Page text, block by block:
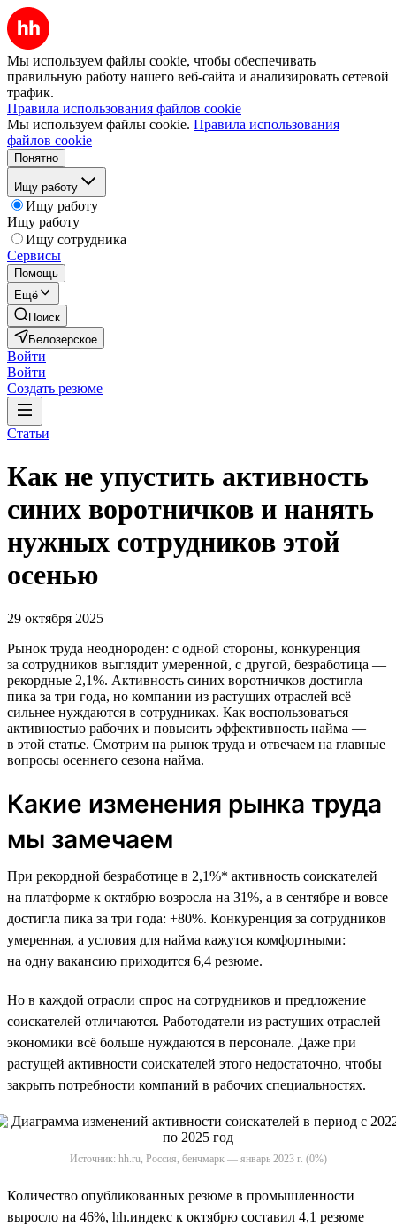
Мы используем файлы cookie, чтобы обеспечивать
правильную работу нашего веб-сайта и анализировать сетевой
трафик.
Правила использования файлов cookie
Мы используем файлы cookie. Правила использования
файлов cookie
Понятно
Ищу работу
Ищу работу
Ищу работу
Ищу сотрудника
Сервисы
Помощь
Ещё
Поиск
Белозерское
Войти
Войти
Создать резюме
Статьи
Как не упустить активность
синих воротничков и нанять
нужных сотрудников этой
осенью
29 октября 2025
Рынок труда неоднороден: с одной стороны, конкуренция
за сотрудников выглядит умеренной, c другой, безработица —
рекордные 2,1%. Активность синих воротничков достигла
пика за три года, но компании из растущих отраслей всё
сильнее нуждаются в сотрудниках. Как воспользоваться
активностью рабочих и повысить эффективность найма —
в этой статье. Смотрим на рынок труда и отвечаем на главные
вопросы осеннего сезона найма.
Какие изменения рынка труда
мы замечаем
При рекордной безработице в 2,1%* активность соискателей
на платформе к октябрю возросла на 31%, а в сентябре и вовсе
достигла пика за три года: +80%. Конкуренция за сотрудников
умеренная, а условия для найма кажутся комфортными:
на одну вакансию приходится 6,4 резюме.
Но в каждой отрасли спрос на сотрудников и предложение
соискателей отличаются. Работодатели из растущих отраслей
экономики всё больше нуждаются в персонале. Даже при
растущей активности соискателей этого недостаточно, чтобы
закрыть потребности компаний в рабочих специальностях.
Источник: hh.ru, Россия, бенчмарк — январь 2023 г. (0%)
Количество опубликованных резюме в промышленности
выросло на 46%, hh.индекс к октябрю составил 4,1 резюме